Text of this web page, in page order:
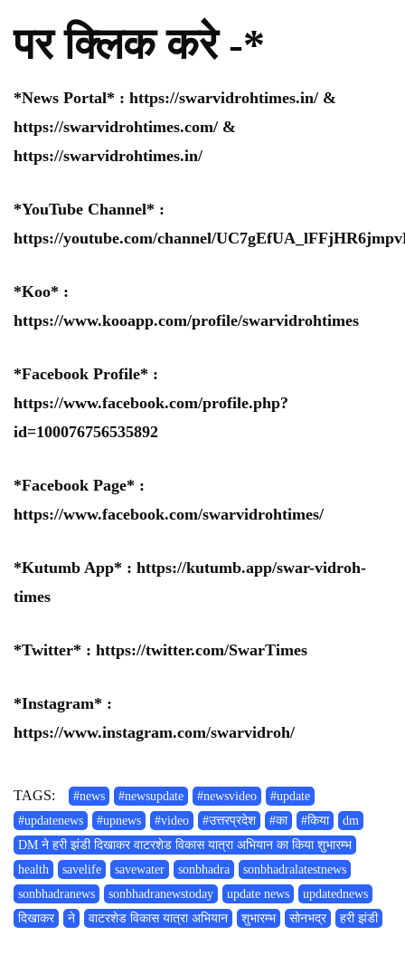
पर क्लिक करे -*
*News Portal* : https://swarvidrohtimes.in/ &
https://swarvidrohtimes.com/ &
https://swarvidrohtimes.in/
*YouTube Channel* :
https://youtube.com/channel/
*Koo* :
https://www.kooapp.com/profile/swarvidrohtimes
*Facebook Profile* :
https://www.facebook.com/profile.php?
id=100076756535892
*Facebook Page* :
https://www.facebook.com/swarvidrohtimes/
*Kutumb App* : https://kutumb.app/swar-vidroh-
times
*Twitter* : https://twitter.com/SwarTimes
*Instagram* :
https://www.instagram.com/swarvidroh/
TAGS: #news #newsupdate #newsvideo
#update
#updatenews
#upnews #video #उत्तरप्रदेश #का #किया
dm
DM ने हरी झंडी दिखाकर वाटरशेड विकास यात्रा अभियान का किया शुभारम्भ
health
savelife savewater sonbhadra
sonbhadralatestnews
sonbhadranews
sonbhadranewstoday update news
updatednews
दिखाकर
ने वाटरशेड विकास यात्रा अभियान शुभारम्भ सोनभद्र हरी झंडी